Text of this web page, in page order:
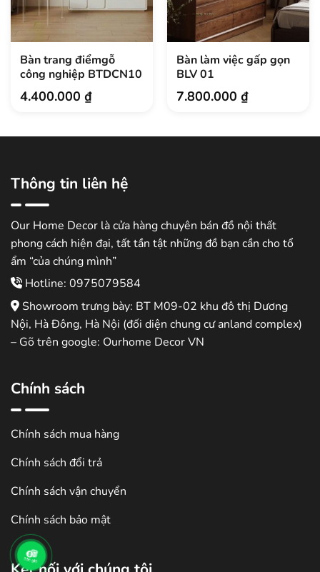
Bàn trang điểmgỗ
công nghiệp BTDCN10
4.400.000₫
Bàn làm việc gấp gọn
BLV 01
7.800.000₫
Thông tin liên hệ
Our Home Decor là cửa hàng chuyên bán đồ nội thất
phong cách hiện đại, tất tần tật những đồ bạn cần cho tổ
ẩm “của chúng mình”
Hotline: 0975079584
Showroom trưng bày: BT M09-02 khu đô thị Dương
Nội, Hà Đông, Hà Nội (đối diện chung cư anland complex)
– Gõ trên google: Ourhome Decor VN
Chính sách
Chính sách mua hàng
Chính sách đổi trả
Chính sách vận chuyển
Chính sách bảo mật